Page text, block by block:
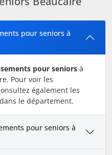
pour seniors à
pour seniors à
Pour voir les
également les
le département.
pour seniors à